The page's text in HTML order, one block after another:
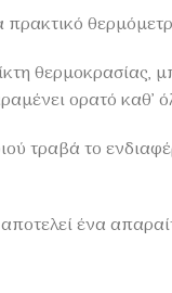
πρακτικό
θερμοκρασίας,
ορατό καθ’
τραβά το
ένα